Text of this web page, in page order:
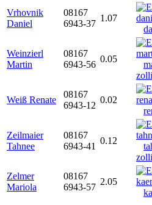
Vrhovnik
Daniel
08167
6943-37
1.07
Weinzierl
Martin
08167
6943-56
0.05
Weiß Renate
08167
6943-12
0.02
Zeilmaier
Tahnee
08167
6943-41
0.12
Zelmer
Mariola
08167
6943-57
2.05